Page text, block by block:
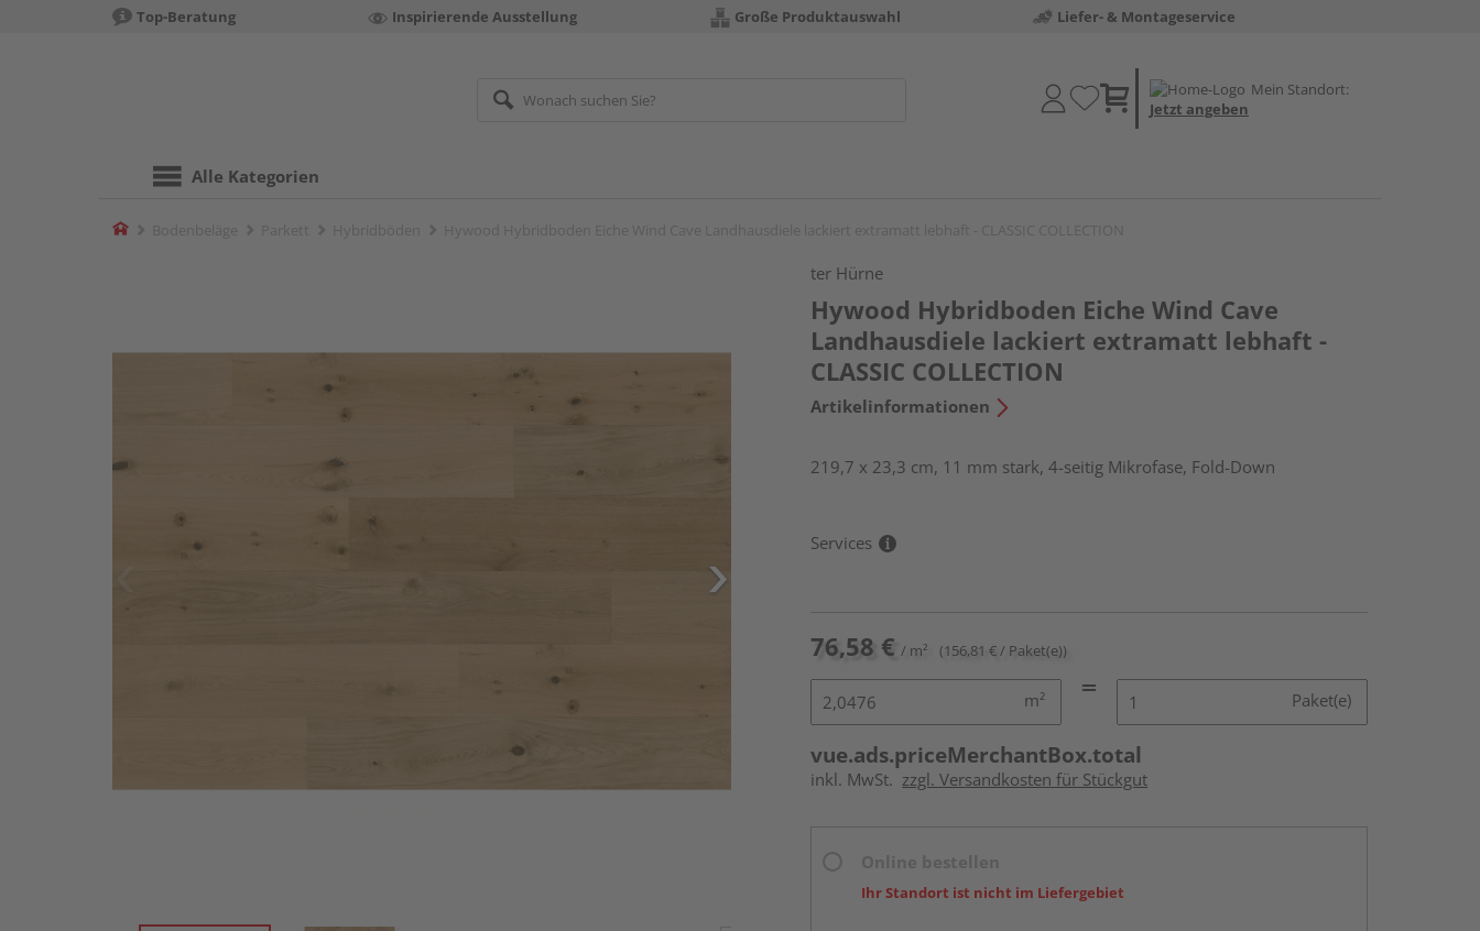
Top-Beratung Inspirierende Ausstellung Große Produktauswahl Liefer- & Montageservice
Mein Standort:
Jetzt angeben
Alle Kategorien
Home
ter Hürne
Hywood Hybridboden Eiche Wind Cave
Landhausdiele lackiert extramatt lebhaft -
CLASSIC COLLECTION
Artikelinformationen
219,7 x 23,3 cm, 11 mm stark, 4-seitig Mikrofase, Fold-Down
Services
76,58 € / m² (156,81 € / Paket(e))
m² Paket(e)
vue.ads.priceMerchantBox.total
inkl. MwSt. zzgl. Versandkosten für Stückgut
Ihr Standort ist nicht im Liefergebiet